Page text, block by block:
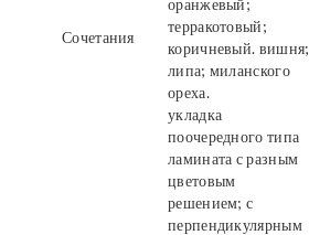
Сочетания
оранжевый;
терракотовый;
коричневый. вишня;
липа; миланского
ореха.
укладка
поочередного типа
ламината с разным
цветовым
решением; с
перпендикулярным